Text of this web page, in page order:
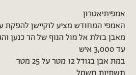
אמפיתיאטרון
האמפי המחודש מציע לוקיישן להפקת
מאבן בזלת אל מול הנוף של הר כנען
עד 3,000 איש
במת אבן בגודל 12 מטר על 25 מטר